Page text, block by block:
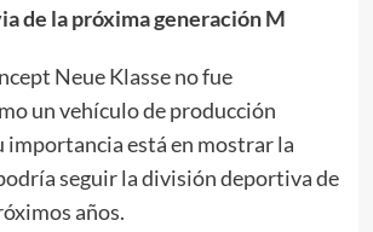
de la próxima generación M
Neue Klasse no fue
un vehículo de producción
importancia está en mostrar la
seguir la división deportiva de
años.